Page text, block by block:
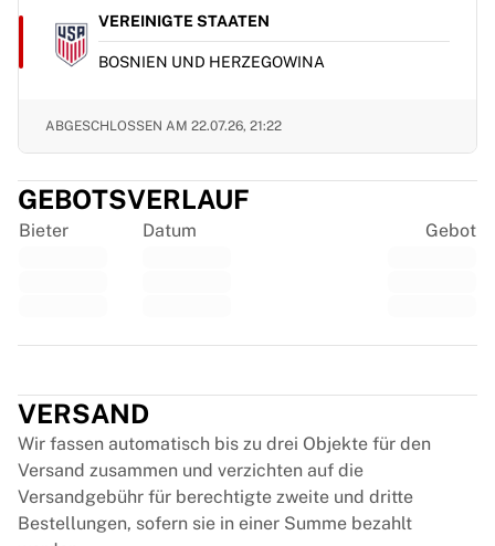
West Indies
Cricket Ireland
View all Cricket
Aalborg Pirates
Tre Kronor
View all Ice Hockey
Other
VEREINIGTE STAATEN
BOSNIEN UND HERZEGOWINA
ABGESCHLOSSEN AM 22.07.26, 21:22
GEBOTSVERLAUF
Bieter Datum Gebot
VERSAND
Wir fassen automatisch bis zu drei Objekte für den
Versand zusammen und verzichten auf die
Versandgebühr für berechtigte zweite und dritte
Bestellungen, sofern sie in einer Summe bezahlt